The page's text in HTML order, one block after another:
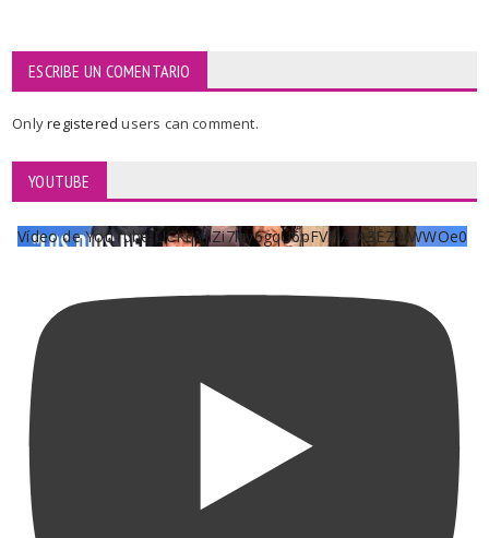
ESCRIBE UN COMENTARIO
Onlyregisteredusers can comment.
YOUTUBE
Vídeo de YouTube UCKqYjiZi7lzy6gqU6pFVFiA_A3EZ9JWWOe0